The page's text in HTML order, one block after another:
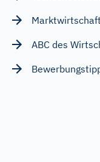
ABC des